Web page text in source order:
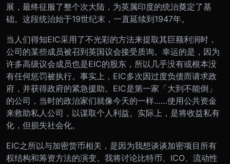
展，最终征服了整个次大陆，为英属印度的统治奠定了基
础。这段统治始于19世纪末，一直延续到1947年。
当人们得知EIC采用了不光彩的方法来提取其巨额利润时，
公司的某些成员被召到英国议会接受质询。幸运的是，因为
许多高级议会成员也是EIC的股东，所以几乎没有或根本没
有任何惩罚被执行。事实上，EIC多次因过度负债而请求政
府，并获得政府的紧急援助。EIC是第一家「大到不能倒」
的公司，当时的政治家们就像今天的一样……使用公共资金
来救助私人公司，以谋取个人利益。实际上，是将收益私有
化，但损失社会化。
EIC之所以与加密货币相关，是因为我想谈谈加密项目所有
权结构和筹资方法的演变。我将讨论比特币、ICO、流动性